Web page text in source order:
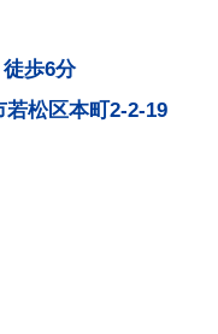
歩6分
松区本町2-2-19